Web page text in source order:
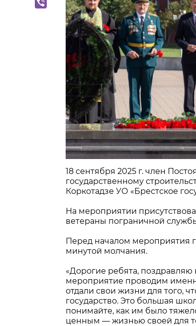
18 сентября 2025 г. член
государственному
Коркотадзе УО «Брестское
На мероприятии
ветераны пограничной
Перед началом мероприятия
минутой молчания.
«Дорогие ребята,
мероприятие проводим
отдали свои жизни для того,
государство. Это большая
понимайте, как им было
ценным — жизнью своей для